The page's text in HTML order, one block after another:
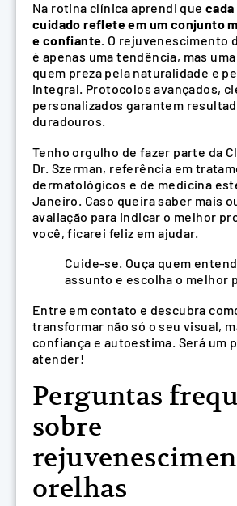
Na rotina clínica aprendi que
cuidado reflete em um conjunto
e confiante. O rejuvenescimento
é apenas uma tendência, mas
quem preza pela naturalidade e
integral. Protocolos avançados,
personalizados garantem
duradouros.
Tenho orgulho de fazer parte da
Dr. Szerman, referência em
dermatológicos e de medicina
Janeiro. Caso queira saber mais
avaliação para indicar o melhor
você, ficarei feliz em ajudar.
Cuide-se. Ouça quem
assunto e escolha o melhor
Entre em contato e descubra
transformar não só o seu visual,
confiança e autoestima. Será um
atender!
Perguntas
sobre
orelhas